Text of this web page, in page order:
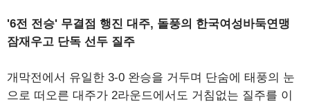
'6전 전승' 무결점 행진 대주, 돌풍의 한국여성바둑연맹
잠재우고 단독 선두 질주
개막전에서 유일한 3-0 완승을 거두며 단숨에 태풍의 눈
으로 떠오른 대주가 2라운드에서도 거침없는 질주를 이